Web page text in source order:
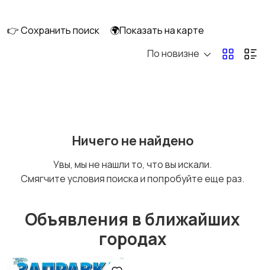
IT, интернет, телеком
Организация
👉 Сохранить поиск
🌍Показать на карте
По новизне
Ничего не найдено
Увы, мы не нашли то, что вы искали.
Смягчите условия поиска и попробуйте еще раз.
Объявления в ближайших
городах